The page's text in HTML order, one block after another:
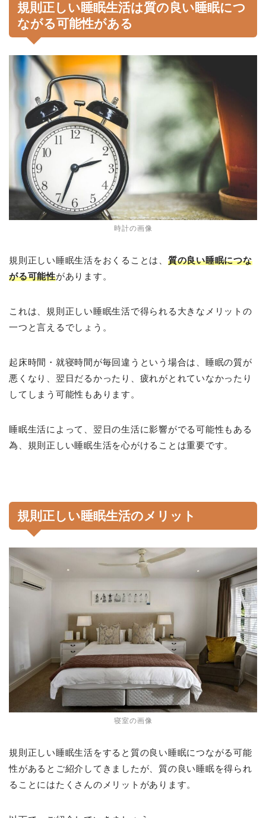
規則正しい睡眠生活は質の良い睡眠につ
ながる可能性がある
時計の画像
規則正しい睡眠生活をおくることは、 質の良い睡眠につな
がる可能性があります。
これは、規則正しい睡眠生活で得られる大きなメリットの
一つと言えるでしょう。
起床時間・就寝時間が毎回違うという場合は、睡眠の質が
悪くなり、翌日だるかったり、疲れがとれていなかったり
してしまう可能性もあります。
睡眠生活によって、翌日の生活に影響がでる可能性もある
為、規則正しい睡眠生活を心がけることは重要です。
規則正しい睡眠生活のメリット
寝室の画像
規則正しい睡眠生活をすると質の良い睡眠につながる可能
性があるとご紹介してきましたが、質の良い睡眠を得られ
ることにはたくさんのメリットがあります。